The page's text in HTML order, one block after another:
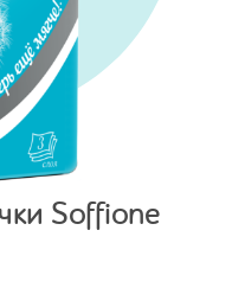
Soffione